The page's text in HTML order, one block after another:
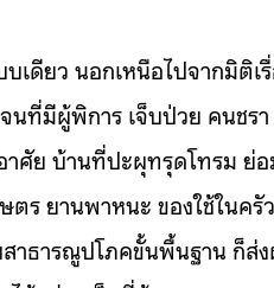
ดียว นอกเหนือไปจากมิติเ
ที่มีผู้พิการ เจ็บป่วย คนชร
าศัย บ้านที่ปะผุทรุดโทรม ย่
ร ยานพาหนะ ของใช้ในครั
าธารณูปโภคขั้นพื้นฐาน ก็ส่